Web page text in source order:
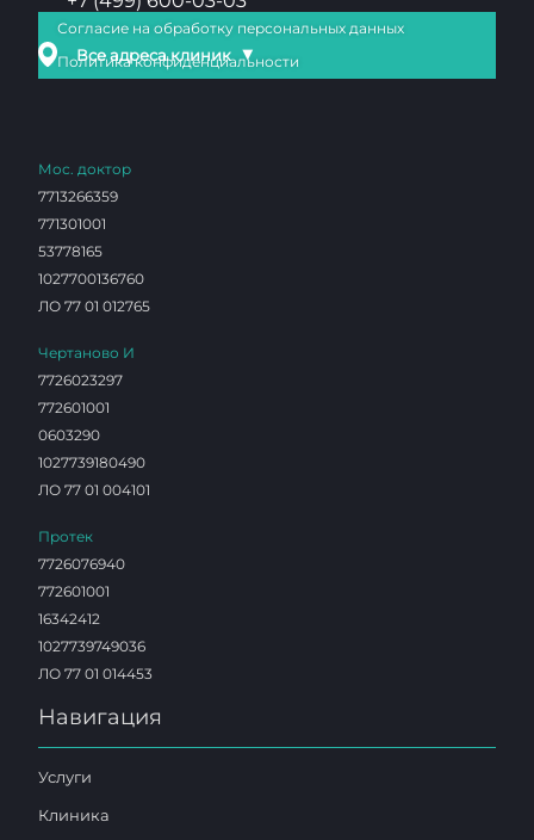
Все адреса клиник ▼
Согласие на обработку персональных данных
Политика конфиденциальности
Мос. доктор
7713266359
771301001
53778165
1027700136760
ЛО 77 01 012765
Чертаново И
7726023297
772601001
0603290
1027739180490
ЛО 77 01 004101
Протек
7726076940
772601001
16342412
1027739749036
ЛО 77 01 014453
Навигация
Услуги
Клиника